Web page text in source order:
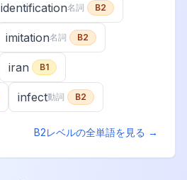
identification名詞 B2
imitation名詞 B2
iran B1
infect動詞 B2
B2レベルの全単語を見る →